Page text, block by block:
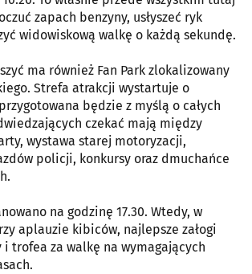
zapach benzyny, usłyszeć ryk
widowiskową walkę o każdą sekundę.
ma również Fan Park zlokalizowany
Strefa atrakcji wystartuje o
będzie z myślą o całych
czekać mają między
wystawa starej motoryzacji,
policji, konkursy oraz dmuchańce
na godzinę 17.30. Wtedy, w
aplauzie kibiców, najlepsze załogi
trofea za walkę na wymagających